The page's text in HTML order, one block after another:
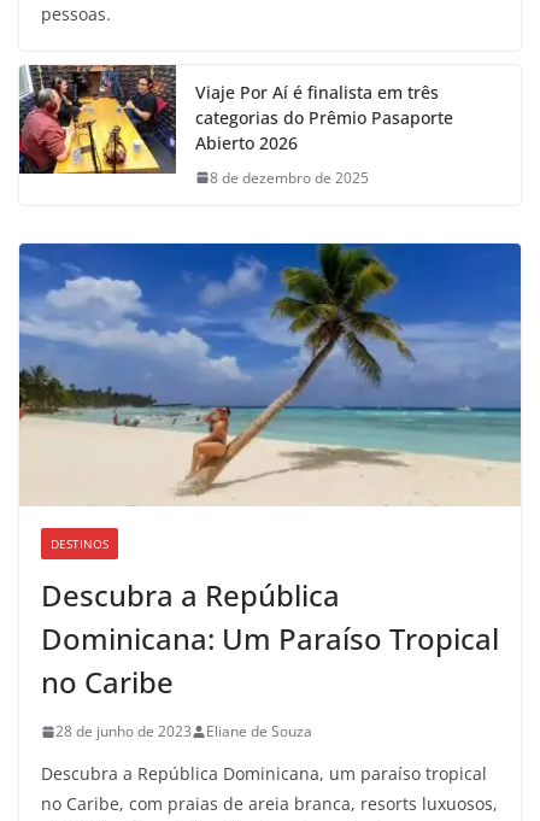
pessoas.
Viaje Por Aí é finalista em três
categorias do Prêmio Pasaporte
Abierto 2026
8 de dezembro de 2025
DESTINOS
Descubra a República
Dominicana: Um Paraíso Tropical
no Caribe
28 de junho de 2023 Eliane de Souza
Descubra a República Dominicana, um paraíso tropical
no Caribe, com praias de areia branca, resorts luxuosos,